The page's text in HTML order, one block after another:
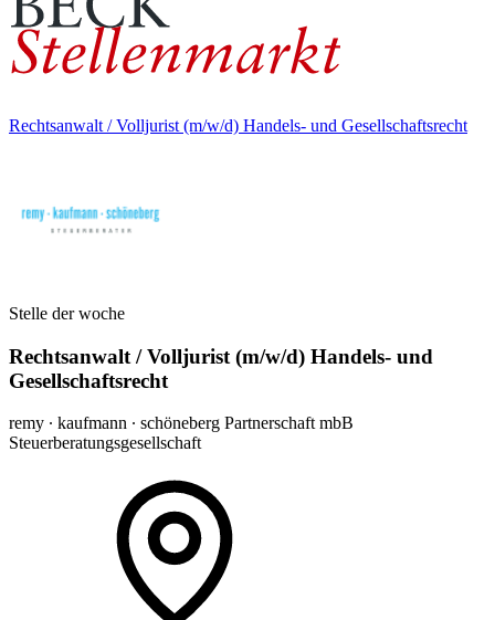
Rechtsanwalt / Volljurist (m/w/d) Handels- und Gesellschaftsrecht
Stelle der woche
Rechtsanwalt / Volljurist (m/w/d) Handels- und
Gesellschaftsrecht
remy ∙ kaufmann ∙ schöneberg Partnerschaft mbB
Steuerberatungsgesellschaft